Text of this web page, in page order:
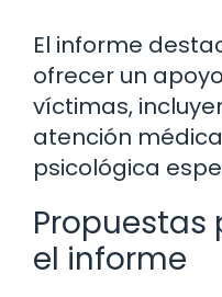
El informe
ofrecer un
víctimas,
atención
psicológica
Propuestas
el informe